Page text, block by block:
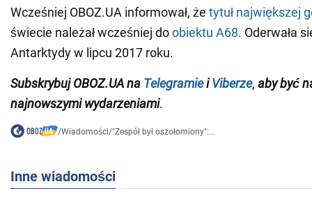
Wcześniej OBOZ.UA informował, że tytuł największej
świecie należał wcześniej doobiektu A68. Oderwała
Antarktydy w lipcu 2017 roku.
Subskrybuj OBOZ.UA na TelegramieiViberze, aby być
najnowszymi wydarzeniami.
/Wiadomości/"Zespół był oszołomiony":...
Inne wiadomości